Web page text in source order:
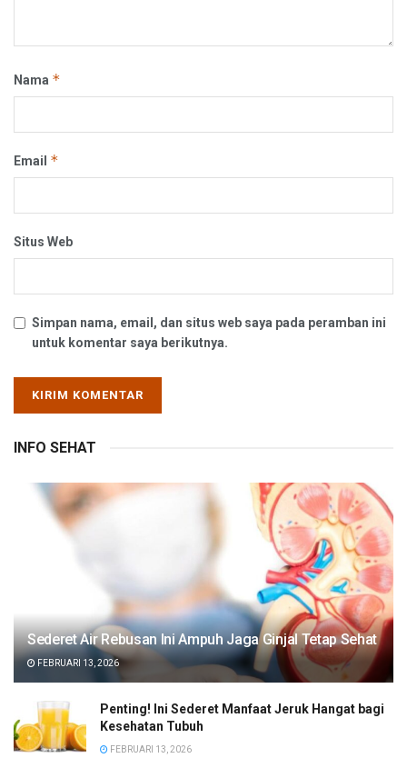
Nama *
Email *
Situs Web
Simpan nama, email, dan situs web saya pada peramban ini
untuk komentar saya berikutnya.
INFO SEHAT
Sederet Air Rebusan Ini Ampuh Jaga Ginjal Tetap Sehat
FEBRUARI 13, 2026
Penting! Ini Sederet Manfaat Jeruk Hangat bagi
Kesehatan Tubuh
FEBRUARI 13, 2026